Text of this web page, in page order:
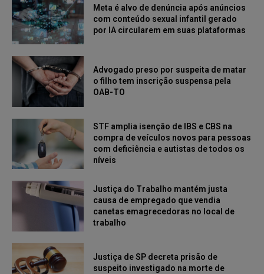
Meta é alvo de denúncia após anúncios
com conteúdo sexual infantil gerado
por IA circularem em suas plataformas
Advogado preso por suspeita de matar
o filho tem inscrição suspensa pela
OAB-TO
STF amplia isenção de IBS e CBS na
compra de veículos novos para pessoas
com deficiência e autistas de todos os
níveis
Justiça do Trabalho mantém justa
causa de empregado que vendia
canetas emagrecedoras no local de
trabalho
Justiça de SP decreta prisão de
suspeito investigado na morte de